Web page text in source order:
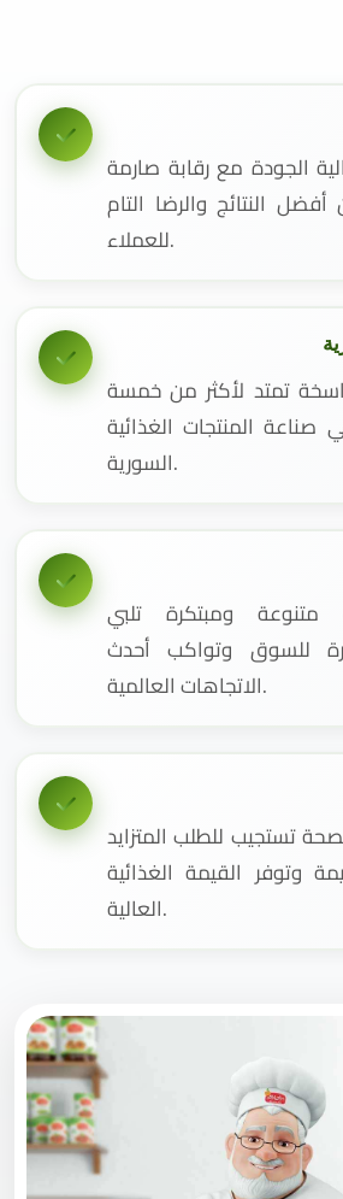
الجودة مع رقابة صارمة
النتائج والرضا التام
للعملاء.
تمتد لأكثر من خمسة
المنتجات الغذائية
السورية.
ومبتكرة تلبي
للسوق وتواكب أحدث
الاتجاهات العالمية.
تستجيب للطلب المتزايد
وتوفر القيمة الغذائية
العالية.